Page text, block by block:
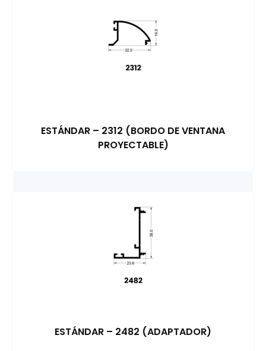
ESTÁNDAR – 2312 (BORDO DE VENTANA
PROYECTABLE)
ESTÁNDAR – 2482 (ADAPTADOR)